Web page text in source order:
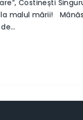
Costinești
la malul mării!